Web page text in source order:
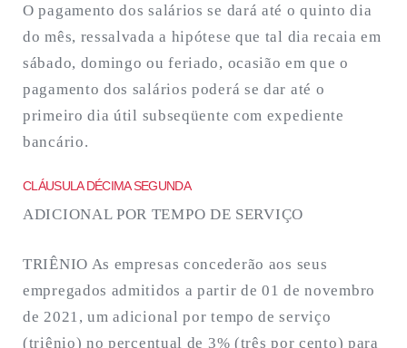
O pagamento dos salários se dará até o quinto dia
do mês, ressalvada a hipótese que tal dia recaia em
sábado, domingo ou feriado, ocasião em que o
pagamento dos salários poderá se dar até o
primeiro dia útil subseqüente com expediente
bancário.
CLÁUSULA DÉCIMA SEGUNDA
ADICIONAL POR TEMPO DE SERVIÇO
TRIÊNIO As empresas concederão aos seus
empregados admitidos a partir de 01 de novembro
de 2021, um adicional por tempo de serviço
(triênio) no percentual de 3% (três por cento) para